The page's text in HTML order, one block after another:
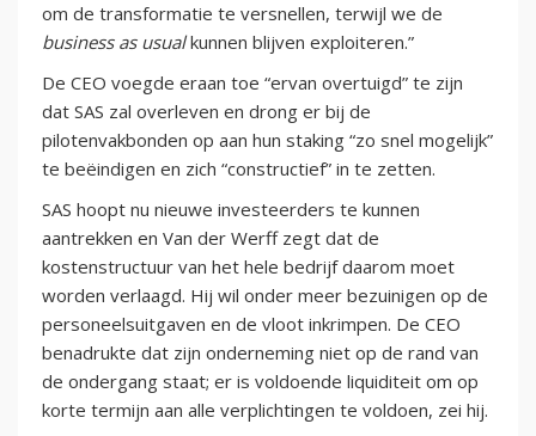
om de transformatie te versnellen, terwijl we de
business as usualkunnen blijven exploiteren.”
De CEO voegde eraan toe “ervan overtuigd” te zijn
dat SAS zal overleven en drong er bij de
pilotenvakbonden op aan hun staking “zo snel mogelijk”
te beëindigen en zich “constructief” in te zetten.
SAS hoopt nu nieuwe investeerders te kunnen
aantrekken en Van der Werff zegt dat de
kostenstructuur van het hele bedrijf daarom moet
worden verlaagd. Hij wil onder meer bezuinigen op de
personeelsuitgaven en de vloot inkrimpen. De CEO
benadrukte dat zijn onderneming niet op de rand van
de ondergang staat; er is voldoende liquiditeit om op
korte termijn aan alle verplichtingen te voldoen, zei hij.